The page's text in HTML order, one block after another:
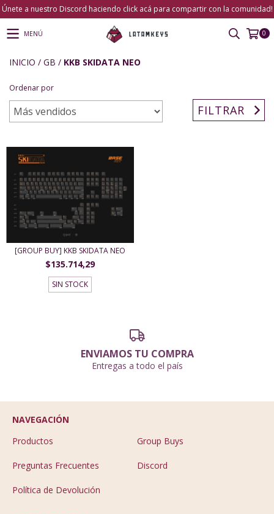
Únete a nuestro Discord haciendo click acá para compartir con la comunidad!
MENÚ 0
INICIO / GB / KKB SKIDATA NEO
Ordenar por
FILTRAR
[GROUP BUY] KKB SKIDATA NEO
$135.714,29
SIN STOCK
ENVIAMOS TU COMPRA
Entregas a todo el país
NAVEGACIÓN
Productos
Group Buys
Preguntas Frecuentes Discord
Política de Devolución